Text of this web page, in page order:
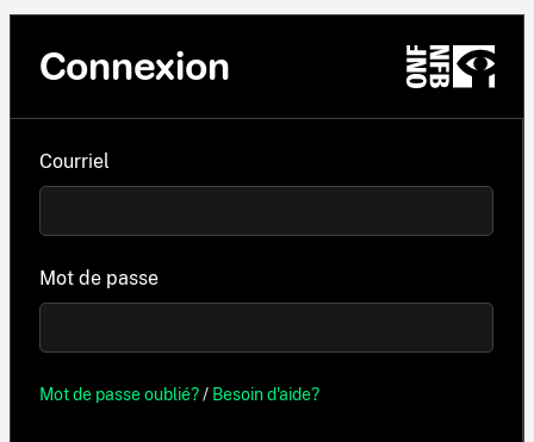
Connexion
Courriel
Mot de passe
Mot de passe oublié?/ Besoin d'aide?